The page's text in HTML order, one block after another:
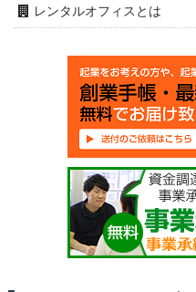
レンタルオフィスとは